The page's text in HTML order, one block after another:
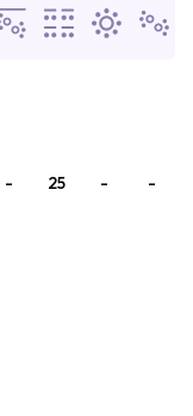
- 25 - -